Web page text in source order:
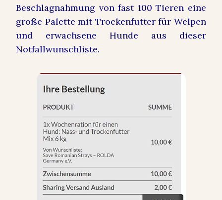
Beschlagnahmung von fast 100 Tieren eine
große Palette mit Trockenfutter für Welpen
und erwachsene Hunde aus dieser
Notfallwunschliste.